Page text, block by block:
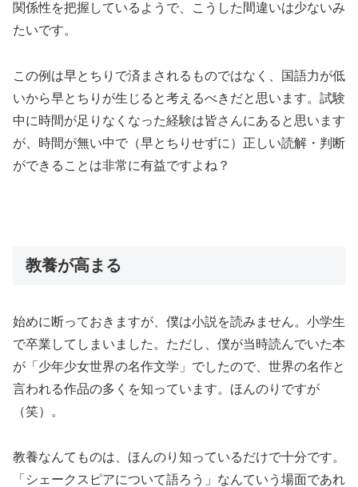
関係性を把握しているようで、こうした間違いは少ないみ
たいです。
この例は早とちりで済まされるものではなく、国語力が低
いから早とちりが生じると考えるべきだと思います。試験
中に時間が足りなくなった経験は皆さんにあると思います
が、時間が無い中で（早とちりせずに）正しい読解・判断
ができることは非常に有益ですよね？
教養が高まる
始めに断っておきますが、僕は小説を読みません。小学生
で卒業してしまいました。ただし、僕が当時読んでいた本
が「少年少女世界の名作文学」でしたので、世界の名作と
言われる作品の多くを知っています。ほんのりですが
（笑）。
教養なんてものは、ほんのり知っているだけで十分です。
「シェークスピアについて語ろう」なんていう場面であれ